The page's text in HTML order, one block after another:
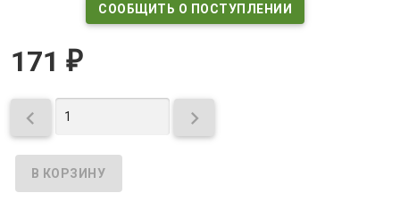
СООБЩИТЬ О ПОСТУПЛЕНИИ
171 ₽
 